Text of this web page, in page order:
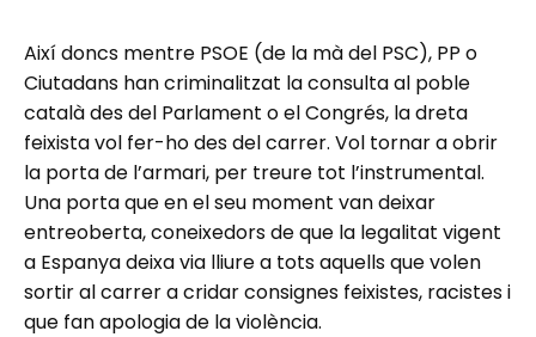
Així doncs mentre PSOE (de la mà del PSC), PP o
Ciutadans han criminalitzat la consulta al poble
català des del Parlament o el Congrés, la dreta
feixista vol fer-ho des del carrer. Vol tornar a obrir
la porta de l’armari, per treure tot l’instrumental.
Una porta que en el seu moment van deixar
entreoberta, coneixedors de que la legalitat vigent
a Espanya deixa via lliure a tots aquells que volen
sortir al carrer a cridar consignes feixistes, racistes i
que fan apologia de la violència.